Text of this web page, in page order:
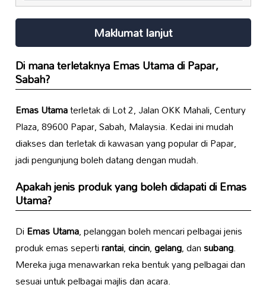
Maklumat lanjut
Di mana terletaknyaEmas Utamadi Papar,
Sabah?
Emas Utamaterletak di Lot 2, Jalan OKK Mahali, Century
Plaza, 89600 Papar, Sabah, Malaysia. Kedai ini mudah
diakses dan terletak di kawasan yang popular di Papar,
jadi pengunjung boleh datang dengan mudah.
Apakah jenis produk yang boleh didapati diEmas
Utama?
DiEmas Utama, pelanggan boleh mencari pelbagai jenis
produk emas sepertirantai,cincin,gelang, dansubang.
Mereka juga menawarkan reka bentuk yang pelbagai dan
sesuai untuk pelbagai majlis dan acara.